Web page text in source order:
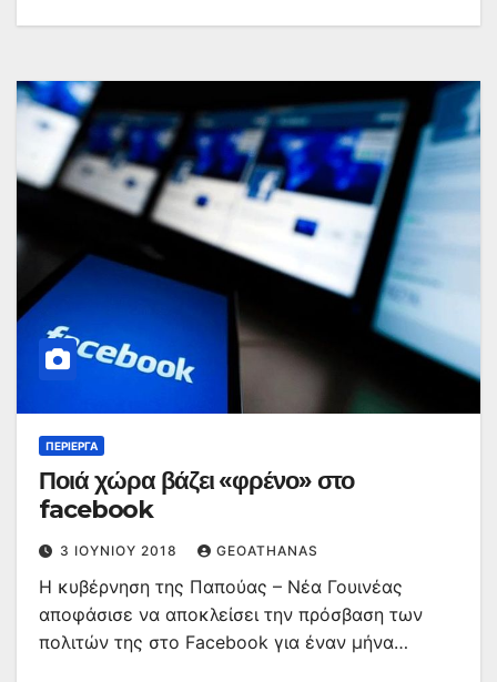
ΠΕΡΊΕΡΓΑ
Ποιά χώρα βάζει «φρένο» στο
facebook
3 ΙΟΥΝΊΟΥ 2018 GEOATHANAS
Η κυβέρνηση της Παπούας – Νέα Γουινέας
αποφάσισε να αποκλείσει την πρόσβαση των
πολιτών της στο Facebook για έναν μήνα…